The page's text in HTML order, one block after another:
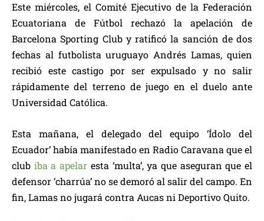
Este miércoles, el Comité Ejecutivo de la Federación
Ecuatoriana de Fútbol rechazó la apelación de
Barcelona Sporting Club y ratificó la sanción de dos
fechas al futbolista uruguayo Andrés Lamas, quien
recibió este castigo por ser expulsado y no salir
rápidamente del terreno de juego en el duelo ante
Universidad Católica.
Esta mañana, el delegado del equipo ‘Ídolo del
Ecuador’ había manifestado en Radio Caravana que el
club iba a apelar esta ‘multa’, ya que aseguran que el
defensor ‘charrúa’ no se demoró al salir del campo. En
fin, Lamas no jugará contra Aucas ni Deportivo Quito.